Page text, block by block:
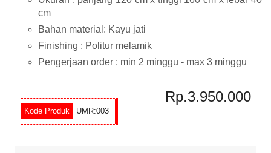
cm
Bahan material: Kayu jati
Finishing : Politur melamik
Pengerjaan order : min 2 minggu - max 3 minggu
UMR:003
Rp.3.950.000